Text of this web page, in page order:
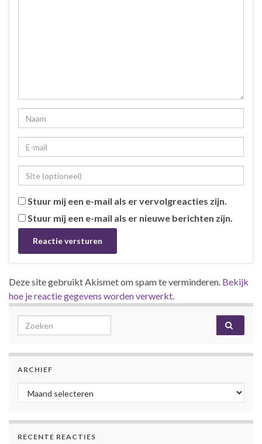
Stuur mij een e-mail als er vervolgreacties zijn.
Stuur mij een e-mail als er nieuwe berichten zijn.
Deze site gebruikt Akismet om spam te verminderen. Bekijk
hoe je reactie gegevens worden verwerkt.
Search for:
ARCHIEF
Archief
RECENTE REACTIES